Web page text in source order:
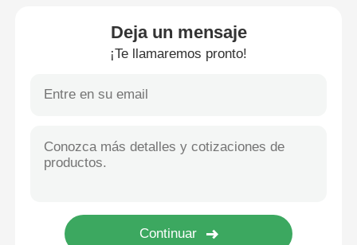
Deja un mensaje
¡Te llamaremos pronto!